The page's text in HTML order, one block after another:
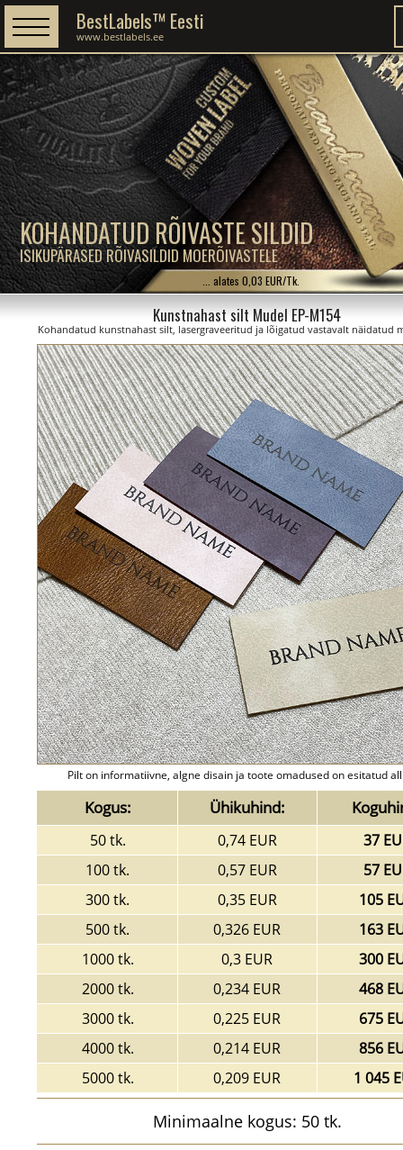
KOHANDATUD RÕIVASTE SILDID
ISIKUPÄRASED RÕIVASILDID MOERÕIVASTELE
BestLabels™ Eesti
www.bestlabels.ee
... alates 0,03 EUR/Tk.
Kunstnahast silt Mudel EP-M154
Kohandatud kunstnahast silt, lasergraveeritud ja lõigatud vastavalt näidatud
Pilt on informatiivne, algne disain ja toote omadused on esitatud
Kogus: Ühikuhind:
50 tk. 0,74 EUR
37
100 tk.
0,57 EUR
57
300 tk.
0,35 EUR
105
500 tk.
0,326 EUR
163
1000 tk.
0,3 EUR
300
2000 tk.
0,234 EUR
468
3000 tk.
0,225 EUR
675
4000 tk.
0,214 EUR
856
5000 tk.
0,209 EUR 1 045
Minimaalne kogus: 50 tk.